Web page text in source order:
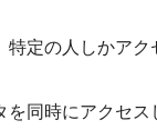
定の人しかアク
同時にアクセ